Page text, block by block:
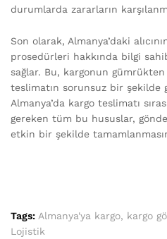
durumlarda zararların
Son olarak, Almanya’daki
prosedürleri hakkında bilgi
sağlar. Bu, kargonun gümrükten
teslimatın sorunsuz bir şekilde
Almanya’da kargo teslimatı
gereken tüm bu hususlar,
etkin bir şekilde
Tags: Almanya'ya kargo, kargo
Lojistik